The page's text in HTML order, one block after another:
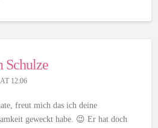
Schulze
12:06
freut mich das ich deine
geweckt habe. 😉 Er hat doch